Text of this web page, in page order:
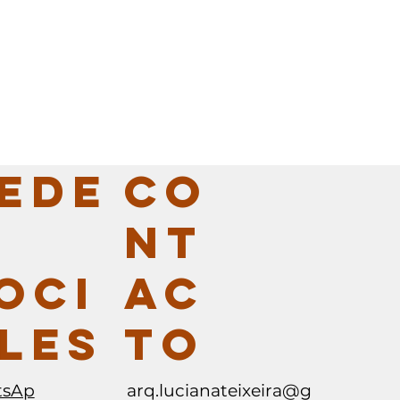
CO
NT
AC
TO
arq.lucianateixeira@g